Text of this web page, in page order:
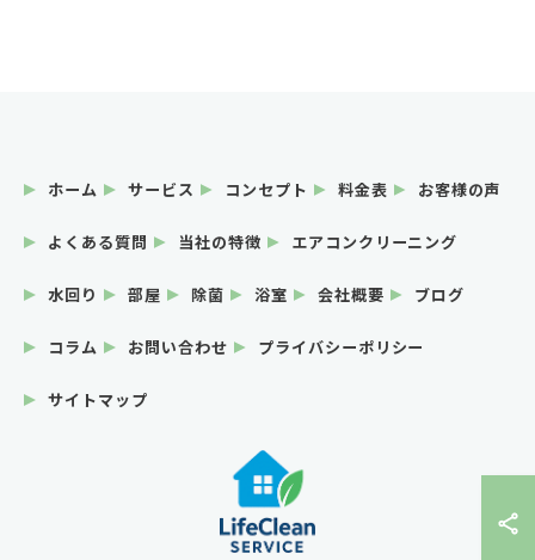
ホーム サービス コンセプト 料金表 お客様の声
よくある質問 当社の特徴 エアコンクリーニング
水回り 部屋 除菌 浴室 会社概要 ブログ
コラム お問い合わせ プライバシーポリシー
サイトマップ